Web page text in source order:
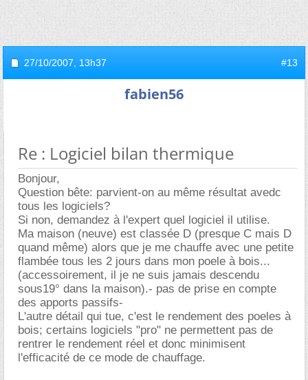
27/10/2007, 13h37 #13
fabien56
Re : Logiciel bilan thermique
Bonjour,
Question bête: parvient-on au même résultat avedc
tous les logiciels?
Si non, demandez à l'expert quel logiciel il utilise.
Ma maison (neuve) est classée D (presque C mais D
quand même) alors que je me chauffe avec une petite
flambée tous les 2 jours dans mon poele à bois...
(accessoirement, il je ne suis jamais descendu
sous19° dans la maison).- pas de prise en compte
des apports passifs-
L'autre détail qui tue, c'est le rendement des poeles à
bois; certains logiciels "pro" ne permettent pas de
rentrer le rendement réel et donc minimisent
l'efficacité de ce mode de chauffage.